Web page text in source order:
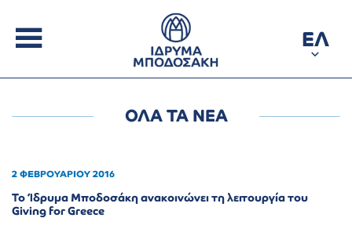
ΕΛ
ΟΛΑ ΤΑ ΝΕΑ
2 ΦΕΒΡΟΥΑΡΙΟΥ 2016
Το Ίδρυμα Μποδοσάκη ανακοινώνει τη λειτουργία του
Giving for Greece